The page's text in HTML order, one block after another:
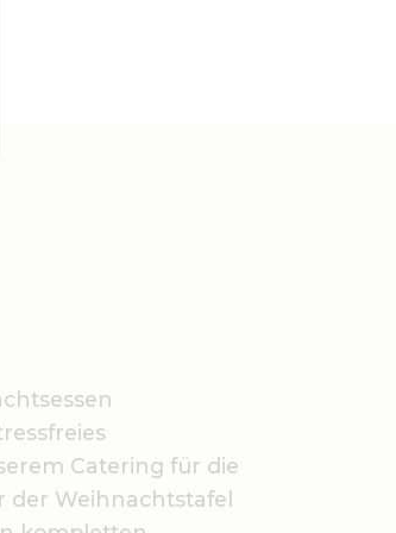
Catering für die
der Weihnachtstafel